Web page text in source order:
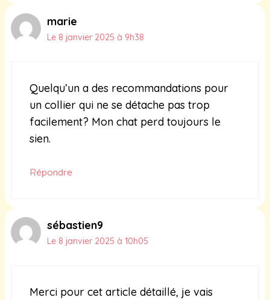
marie
Le 8 janvier 2025 à 9h38
Quelqu’un a des recommandations pour
un collier qui ne se détache pas trop
facilement? Mon chat perd toujours le
sien.
Répondre
sébastien9
Le 8 janvier 2025 à 10h05
Merci pour cet article détaillé, je vais